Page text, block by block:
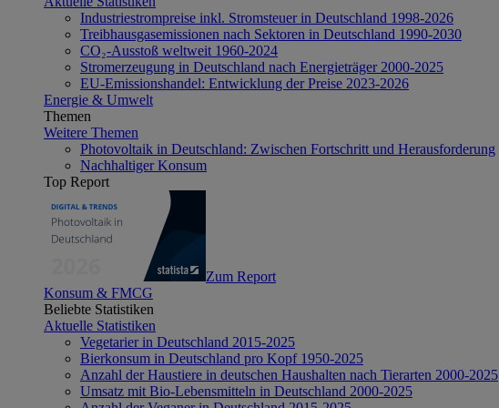
Industriestrompreise inkl. Stromsteuer in Deutschland 1998-2026
Treibhausgasemissionen nach Sektoren in Deutschland 1990-2030
CO₂-Ausstoß weltweit 1960-2024
Stromerzeugung in Deutschland nach Energieträger 2000-2025
EU-Emissionshandel: Entwicklung der Preise 2023-2026
Energie & Umwelt
Themen
Weitere Themen
Photovoltaik in Deutschland: Zwischen Fortschritt und Herausforderung
Nachhaltiger Konsum
Top Report
Zum Report
Konsum & FMCG
Beliebte Statistiken
Aktuelle Statistiken
Vegetarier in Deutschland 2015-2025
Bierkonsum in Deutschland pro Kopf 1950-2025
Anzahl der Haustiere in deutschen Haushalten nach Tierarten 2000-2025
Umsatz mit Bio-Lebensmitteln in Deutschland 2000-2025